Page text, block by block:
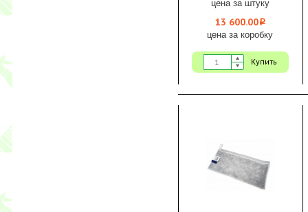
13 600.00i
цена за коробку
Купить